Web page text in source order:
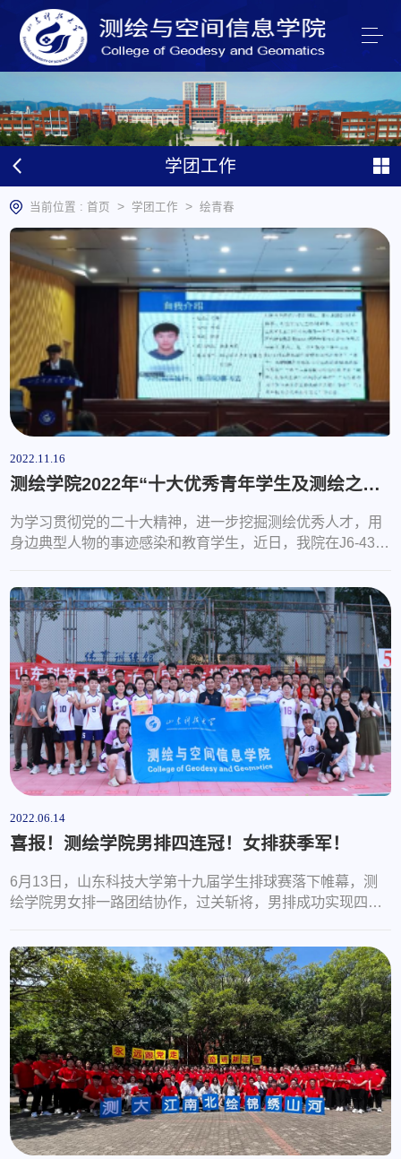
学团工作
当前位置 : 首页 > 学团工作 > 绘青春
2022.11.16
测绘学院2022年“十大优秀青年学生及测绘之星”答辩圆满结束
为学习贯彻党的二十大精神，进一步挖掘测绘优秀人才，用
身边典型人物的事迹感染和教育学生，近日，我院在J6-434
之星”答辩交流会。测绘学院党委副书记吴昊、学工办主任孙
金香及学院全体专兼职辅导员出席本次会议。本次参与十大
优秀青年答辩的候选人包含博士、硕士以及本科生，他们分
别从个人简介、学习科研经历、获奖经历、综合素质以及未
来展望等方面全方位地展示自己...
2022.06.14
喜报！测绘学院男排四连冠！女排获季军！
6月13日，山东科技大学第十九届学生排球赛落下帷幕，测
绘学院男女排一路团结协作，过关斩将，男排成功实现四连
承着中国女排顽强战斗、奋勇拼搏的精神，用自己的行动践
行着他们对排球的热爱，这就是——测绘学院排球队。在近
两周的激烈比赛中，我院排球队展现了不凡的实力与锐意进
取的体育精神，我院男子排球队在小组赛中与化工学院、地
科学院、数学学院相遇，一路过关斩将...